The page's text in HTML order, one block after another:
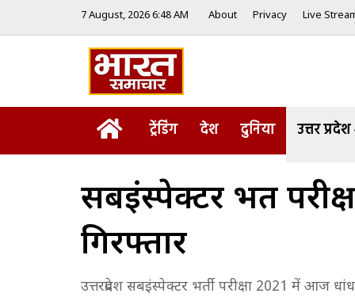
7 August, 2026 6:48 AM About Privacy Live
Homeट्रेंडिंग देश दुनिया उत्तर प्रदेश
सबइंस्पेक्टर भर्ती
गिरफ्तार
उत्तरप्रदेश सबइंस्पेक्टर भर्ती परीक्षा 2021 में आज